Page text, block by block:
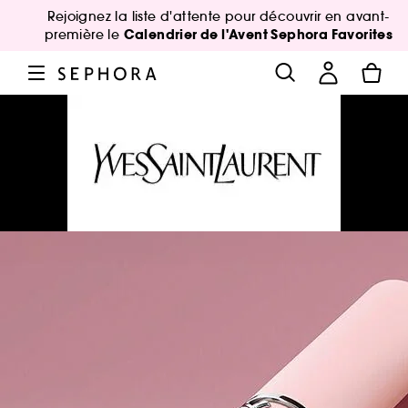
Rejoignez la liste d'attente pour découvrir en avant-
première le Calendrier de l'Avent Sephora Favorites